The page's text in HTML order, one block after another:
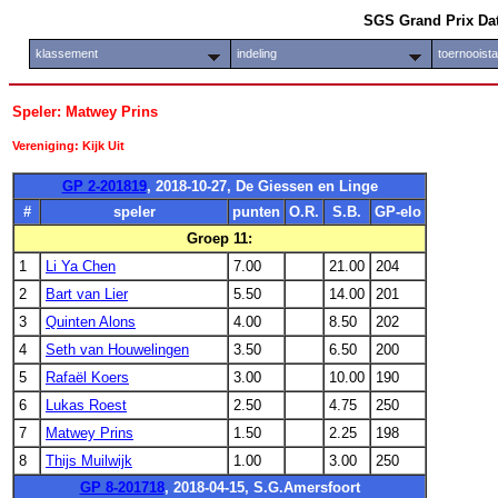
SGS Grand Prix
klassement indeling
Speler: Matwey Prins
Vereniging: Kijk Uit
GP 2-201819, 2018-10-27, De Giessen en Linge
#
speler punten O.R. S.B.
GP-elo
Groep 11:
1
Li Ya Chen 7.00 21.00
204
2
Bart van Lier 5.50 14.00
201
3
Quinten Alons 4.00 8.50
202
4
Seth van Houwelingen 3.50 6.50
200
5
Rafaël Koers 3.00 10.00
190
6
Lukas Roest 2.50 4.75
250
7
Matwey Prins 1.50 2.25
198
8
Thijs Muilwijk 1.00 3.00
250
GP 8-201718, 2018-04-15, S.G.Amersfoort